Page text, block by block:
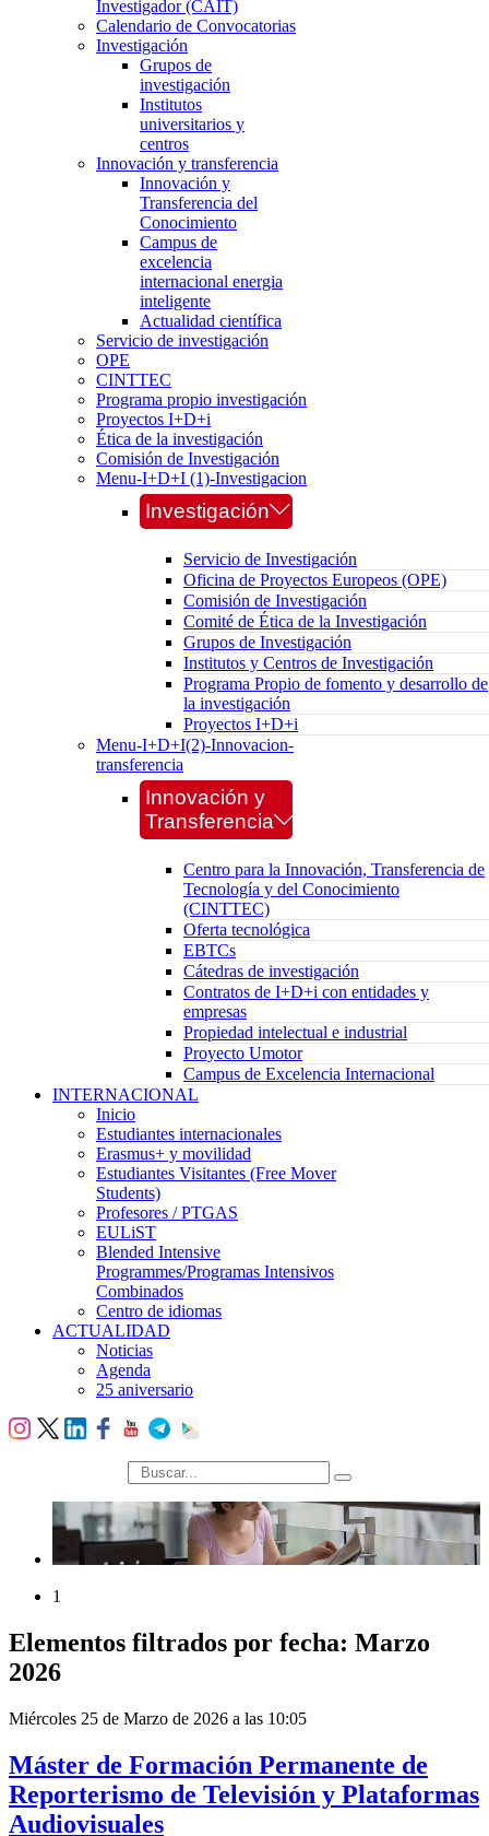
Investigador (CAIT)
Calendario de Convocatorias
Investigación
Grupos de
investigación
Institutos
universitarios y
centros
Innovación y transferencia
Innovación y
Transferencia del
Conocimiento
Campus de
excelencia
internacional energia
inteligente
Actualidad científica
Servicio de investigación
OPE
CINTTEC
Programa propio investigación
Proyectos I+D+i
Ética de la investigación
Comisión de Investigación
Menu-I+D+I (1)-Investigacion
Investigación
Servicio de Investigación
Oficina de Proyectos Europeos (OPE)
Comisión de Investigación
Comité de Ética de la Investigación
Grupos de Investigación
Institutos y Centros de Investigación
Programa Propio de fomento y desarrollo de
la investigación
Proyectos I+D+i
Menu-I+D+I(2)-Innovacion-
transferencia
Innovación y
Transferencia
Centro para la Innovación, Transferencia de
Tecnología y del Conocimiento
(CINTTEC)
Oferta tecnológica
EBTCs
Cátedras de investigación
Contratos de I+D+i con entidades y
empresas
Propiedad intelectual e industrial
Proyecto Umotor
Campus de Excelencia Internacional
INTERNACIONAL
Inicio
Estudiantes internacionales
Erasmus+ y movilidad
Estudiantes Visitantes (Free Mover
Students)
Profesores / PTGAS
EULiST
Blended Intensive
Programmes/Programas Intensivos
Combinados
Centro de idiomas
ACTUALIDAD
Noticias
Agenda
25 aniversario
búsqueda
1
Elementos filtrados por fecha: Marzo
2026
Miércoles 25 de Marzo de 2026 a las 10:05
Máster de Formación Permanente de
Reporterismo de Televisión y Plataformas
Audiovisuales